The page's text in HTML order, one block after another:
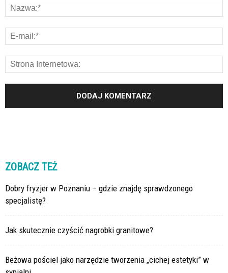
ZOBACZ TEŻ
Dobry fryzjer w Poznaniu – gdzie znajdę sprawdzonego
specjalistę?
Jak skutecznie czyścić nagrobki granitowe?
Beżowa pościel jako narzędzie tworzenia „cichej estetyki” w